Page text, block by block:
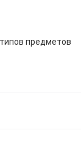
предметов